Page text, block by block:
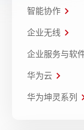
智能协作
企业无线
企业服务与软
华为云
华为坤灵系列